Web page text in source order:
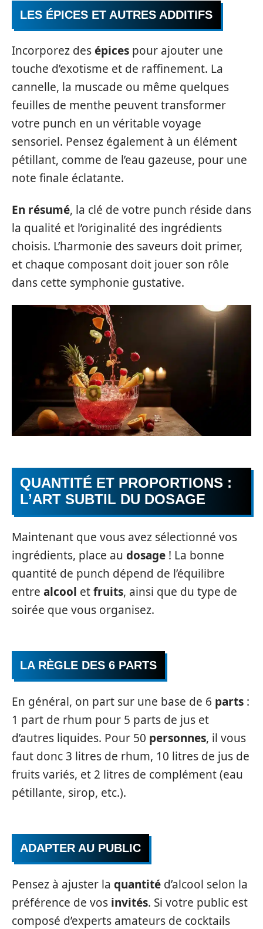
LES ÉPICES ET AUTRES ADDITIFS
Incorporez desépices pour ajouter une
touche d’exotisme et de raffinement. La
cannelle, la muscade ou même quelques
feuilles de menthe peuvent transformer
votre punch en un véritable voyage
sensoriel. Pensez également à un élément
pétillant, comme de l’eau gazeuse, pour une
note finale éclatante.
En résumé, la clé de votre punch réside dans
la qualité et l’originalité des ingrédients
choisis. L’harmonie des saveurs doit primer,
et chaque composant doit jouer son rôle
dans cette symphonie gustative.
QUANTITÉ ET PROPORTIONS :
L’ART SUBTIL DU DOSAGE
Maintenant que vous avez sélectionné vos
ingrédients, place au dosage ! La bonne
quantité de punch dépend de l’équilibre
entre alcool etfruits, ainsi que du type de
soirée que vous organisez.
LA RÈGLE DES 6 PARTS
En général, on part sur une base de 6 parts :
1 part de rhum pour 5 parts de jus et
d’autres liquides. Pour 50 personnes, il vous
faut donc 3 litres de rhum, 10 litres de jus de
fruits variés, et 2 litres de complément (eau
pétillante, sirop, etc.).
ADAPTER AU PUBLIC
Pensez à ajuster la quantité d’alcool selon la
préférence de vos invités. Si votre public est
composé d’experts amateurs de cocktails